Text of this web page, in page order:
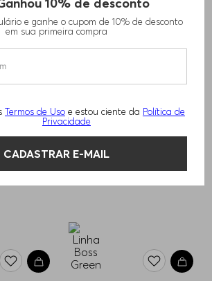
e ganhe o cupom de 10% de desconto
em sua primeira compra
Termos de Uso e estou ciente da Política de
Privacidade
CADASTRAR E-MAIL
AJUSTE REGULAR EM PIQUÉ
R$ 1.760,00